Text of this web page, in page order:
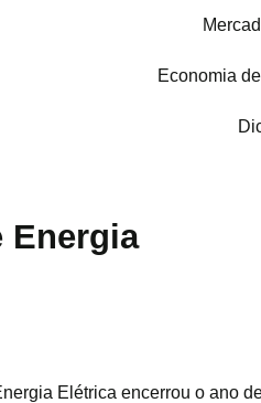
Economia
Energia
Elétrica encerrou o ano